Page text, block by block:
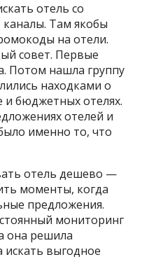
отель со
каналы. Там якобы
на отели.
совет. Первые
Потом нашла группу
находками о
бюджетных отелях.
отелей и
именно то, что
отель дешево —
моменты, когда
предложения.
мониторинг
она решила
искать выгодное